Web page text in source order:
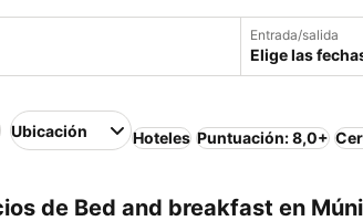
Entrada/salida
Elige las
Ubicación Hoteles Puntuación: 8,0+
de Bed and breakfast en